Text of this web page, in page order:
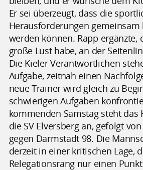
Er sei überzeugt, dass die
Herausforderungen
werden können. Rapp ergänzte,
große Lust habe, an der
Die Kieler Verantwortlichen
Aufgabe, zeitnah einen
neue Trainer wird gleich zu
schwierigen Aufgaben
kommenden Samstag steht das
die SV Elversberg an, gefolgt
gegen Darmstadt 98. Die
derzeit in einer kritischen Lage,
Relegationsrang nur einen